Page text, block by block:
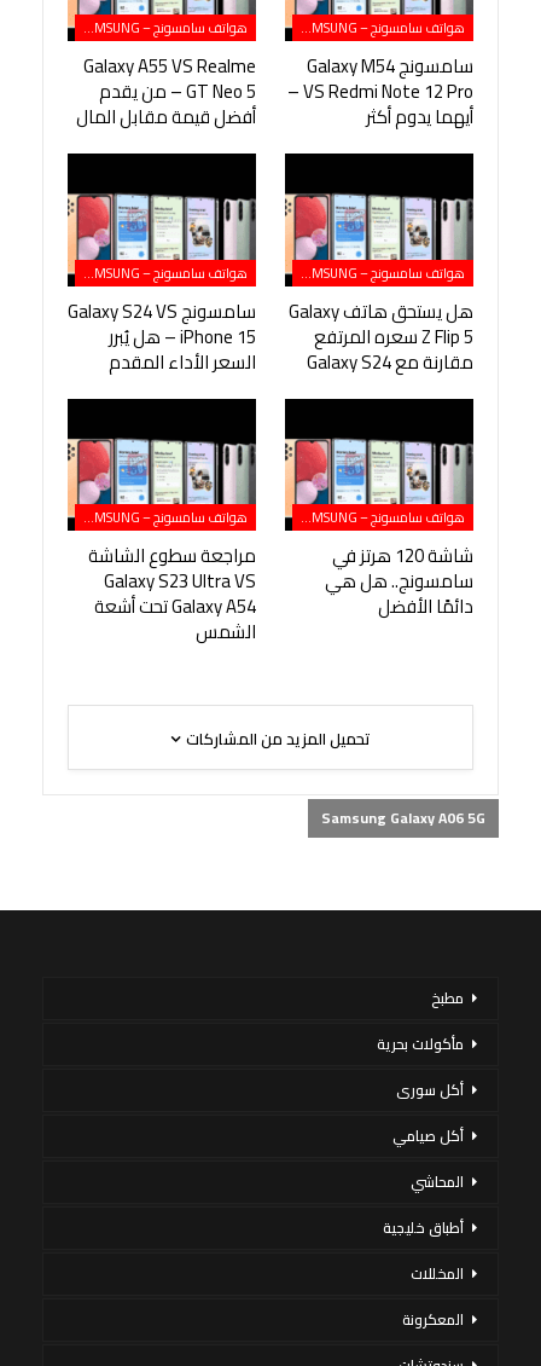
Samsung Galaxy A06 5G
هواتف سامسونج – SAMSUNG
سامسونج Galaxy M54
VS Redmi Note 12 Pro –
أيهما يدوم أكثر
هواتف سامسونج – SAMSUNG
Galaxy A55 VS Realme
GT Neo 5 – من يقدم
أفضل قيمة مقابل المال
هواتف سامسونج – SAMSUNG
هل يستحق هاتف Galaxy
Z Flip 5 سعره المرتفع
مقارنة مع Galaxy S24
هواتف سامسونج – SAMSUNG
سامسونج Galaxy S24 VS
iPhone 15 – هل يُبرر
السعر الأداء المقدم
هواتف سامسونج – SAMSUNG
شاشة 120 هرتز في
سامسونج.. هل هي
دائمًا الأفضل
هواتف سامسونج – SAMSUNG
مراجعة سطوع الشاشة
Galaxy S23 Ultra VS
Galaxy A54 تحت أشعة
الشمس
تحميل المزيد من المشاركات
مطبخ
مأكولات بحرية
أكل سورى
أكل صيامي
المحاشي
أطباق خليجية
المخللات
المعكرونة